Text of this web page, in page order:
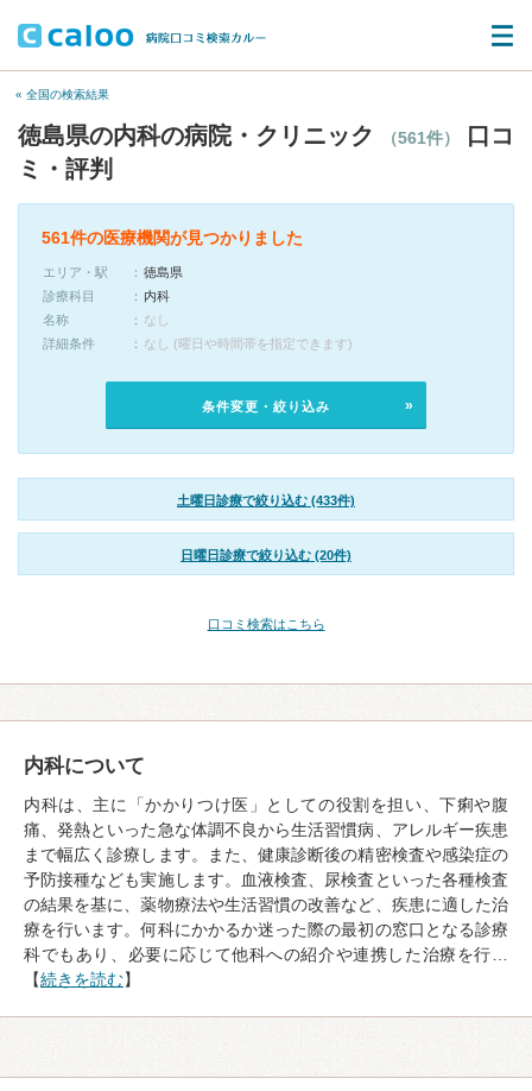
« 全国の検索結果
徳島県の内科の病院・クリニック （561件）
口コ
ミ・評判
561件の医療機関が見つかりました
エリア・駅
徳島県
診療科目
内科
名称
なし
詳細条件
なし (曜日や時間帯を指定できます)
条件変更・絞り込み
土曜日診療で絞り込む (433件)
日曜日診療で絞り込む (20件)
口コミ検索はこちら
内科について
内科は、主に「かかりつけ医」としての役割を担い、下痢や腹
痛、発熱といった急な体調不良から生活習慣病、アレルギー疾患
まで幅広く診療します。また、健康診断後の精密検査や感染症の
予防接種なども実施します。血液検査、尿検査といった各種検査
の結果を基に、薬物療法や生活習慣の改善など、疾患に適した治
療を行います。何科にかかるか迷った際の最初の窓口となる診療
科でもあり、必要に応じて他科への紹介や連携した治療を行…
【続きを読む】